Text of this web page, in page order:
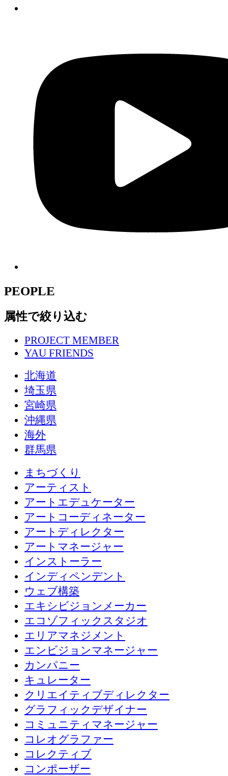
PEOPLE
属性で絞り込む
PROJECT MEMBER
YAU FRIENDS
北海道
埼玉県
宮崎県
沖縄県
海外
群馬県
まちづくり
アーティスト
アートエデュケーター
アートコーディネーター
アートディレクター
アートマネージャー
インストーラー
インディペンデント
ウェブ構築
エキシビジョンメーカー
エコゾフィックスタジオ
エリアマネジメント
エンビジョンマネージャー
カンパニー
キュレーター
クリエイティブディレクター
グラフィックデザイナー
コミュニティマネージャー
コレオグラファー
コレクティブ
コンポーザー